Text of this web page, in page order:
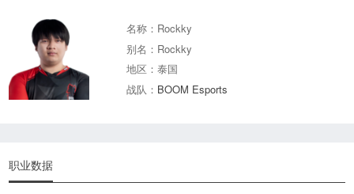
名称：Rockky
别名：Rockky
地区：泰国
战队： BOOM Esports
职业数据